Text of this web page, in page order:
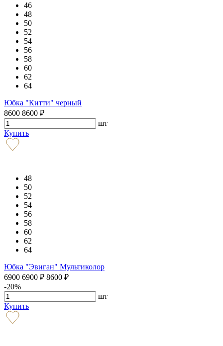
46
48
50
52
54
56
58
60
62
64
Юбка "Китти" черный
8600 8600 ₽
шт
Купить
48
50
52
54
56
58
60
62
64
Юбка "Эвиган" Мультиколор
6900 6900 ₽ 8600 ₽
-20%
шт
Купить